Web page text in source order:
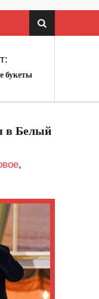
букеты
в Белый
,